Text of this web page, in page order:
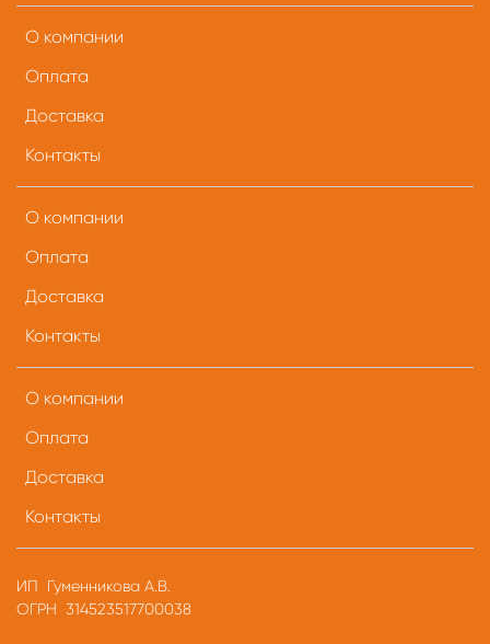
О компании
Оплата
Доставка
Контакты
О компании
Оплата
Доставка
Контакты
О компании
Оплата
Доставка
Контакты
ИП Гуменникова А.В.
ОГРН 314523517700038